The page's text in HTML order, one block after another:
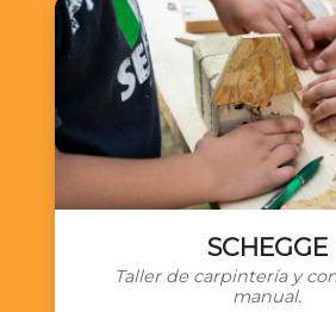
SCHEGGE
Taller de carpintería y
manual.